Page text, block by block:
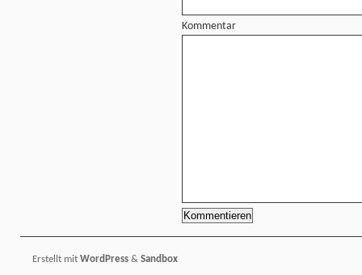
Kommentar
Erstellt mit WordPress & Sandbox